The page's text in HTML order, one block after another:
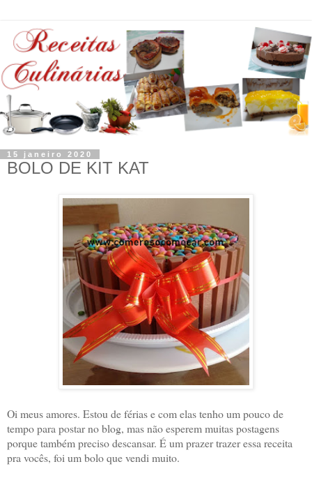
15 janeiro 2020
BOLO DE KIT KAT
Oi meus amores. Estou de férias e com elas tenho um pouco de
tempo para postar no blog, mas não esperem muitas postagens
porque também preciso descansar. É um prazer trazer essa receita
pra vocês, foi um bolo que vendi muito.